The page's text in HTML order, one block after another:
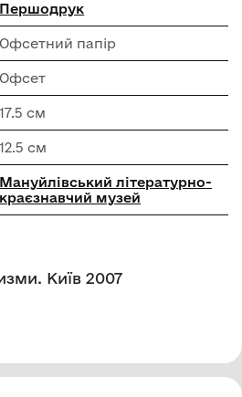
Першодрук
Офсетний папір
Офсет
17.5 см
12.5 см
Мануйлівський літературно-
краєзнавчий музей
Київ 2007